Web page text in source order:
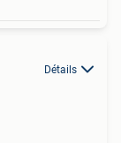
Détails